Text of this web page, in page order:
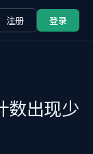
注册 登录
数出现少